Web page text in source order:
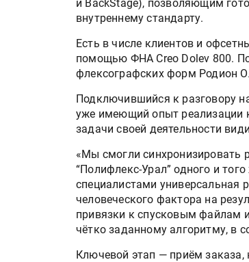
и BackStage), позволяющим
внутреннему стандарту.
Есть в числе клиентов и
помощью ФНА Creo Dolev 800.
флексографских форм Родион
Подключившийся к разговору
уже имеющий опыт реализации
задачи своей деятельности
«Мы смогли синхронизировать
“Полифлекс-Урал” одного и
специалистами универсальная
человеческого фактора на
привязки к спусковым файлам
чётко заданному алгоритму, в
Ключевой этап — приём заказа,